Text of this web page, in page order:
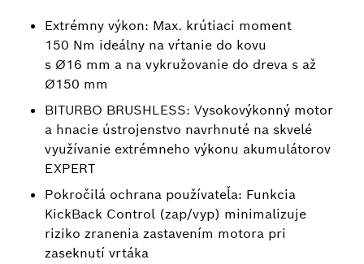
Extrémny výkon: Max. krútiaci moment
150 Nm ideálny na vŕtanie do kovu
s Ø16 mm a na vykružovanie do dreva s až
Ø150 mm
BITURBO BRUSHLESS: Vysokovýkonný motor
a hnacie ústrojenstvo navrhnuté na skvelé
využívanie extrémneho výkonu akumulátorov
EXPERT
Pokročilá ochrana používateľa: Funkcia
KickBack Control (zap/vyp) minimalizuje
riziko zranenia zastavením motora pri
zaseknutí vrtáka